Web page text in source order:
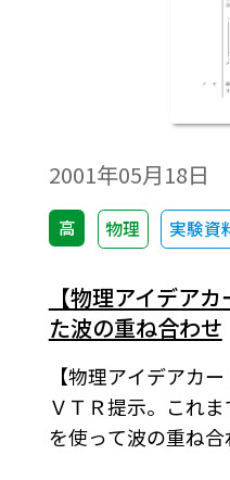
2001年05月18日
高 物理 実験資
【物理アイデア
た波の重ね合わせ
【物理アイデアカ
ＶＴＲ提示。これ
を使って波の重ね